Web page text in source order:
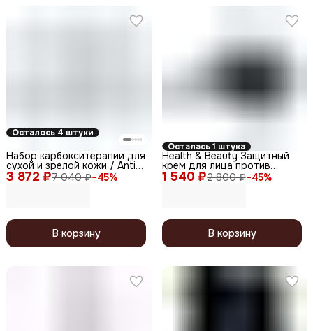
Осталось 4 штуки
3 872 ₽7 040 ₽−45%
Набор карбокситерапии для
сухой и зрелой кожи / Anti-
Age Set, 150 мл x 3
В корзину
Осталась 1 штука
1 540 ₽2 800 ₽−45%
Health & Beauty Защитный
крем для лица против
морщин для мужчин, 50 мл
В корзину